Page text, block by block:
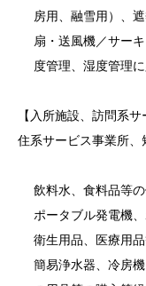
房用、融雪用）、
扇・送風機／サー
度管理、湿度管理
【入所施設、訪問系
住系サービス事業所、
飲料水、食料品等
ポータブル発電機
衛生用品、医療用
簡易浄水器、冷房